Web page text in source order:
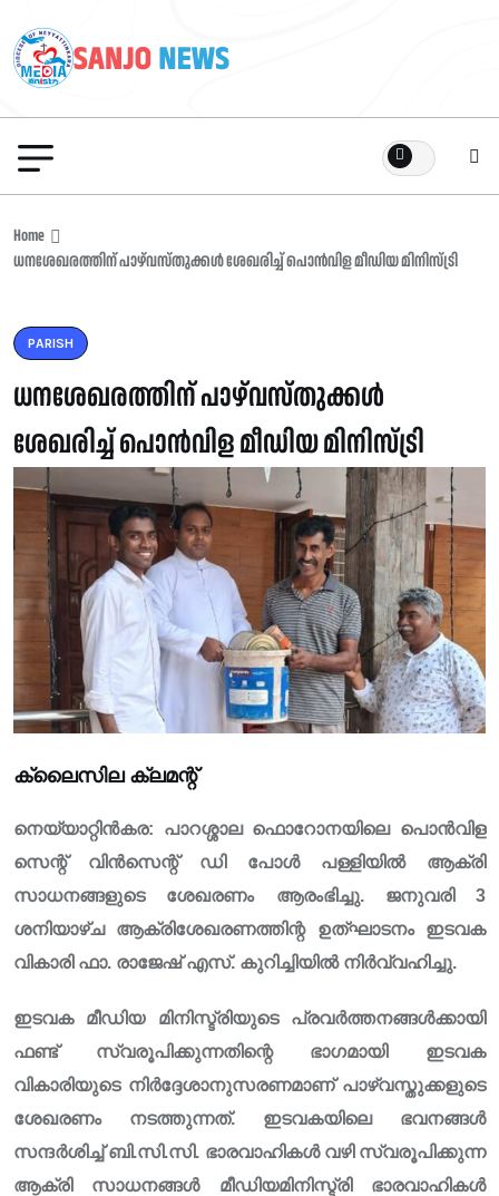
Home
ധനശേഖരത്തിന് പാഴ്‌വസ്തുക്കൾ ശേഖരിച്ച് പൊൻവിള മീഡിയ മിനിസ്ട്രി
PARISH
ധനശേഖരത്തിന് പാഴ്‌വസ്തുക്കൾ
ശേഖരിച്ച് പൊൻവിള മീഡിയ മിനിസ്ട്രി
ക്ലൈസില ക്ലമന്റ്
നെയ്യാറ്റിൻകര: പാറശ്ശാല ഫൊറോനയിലെ പൊൻവിള
സെന്റ് വിൻസെന്റ് ഡി പോൾ പള്ളിയിൽ ആക്രി
സാധനങ്ങളുടെ ശേഖരണം ആരംഭിച്ചു. ജനുവരി 3
ശനിയാഴ്ച ആക്രിശേഖരണത്തിന്റ ഉത്ഘാടനം ഇടവക
വികാരി ഫാ. രാജേഷ് എസ്. കുറിച്ചിയിൽ നിർവ്വഹിച്ചു.
ഇടവക മീഡിയ മിനിസ്ട്രിയുടെ പ്രവർത്തനങ്ങൾക്കായി
ഫണ്ട് സ്വരൂപിക്കുന്നതിന്റെ ഭാഗമായി ഇടവക
വികാരിയുടെ നിർദ്ദേശാനുസരണമാണ് പാഴ്‌വസ്തുക്കളുടെ
ശേഖരണം നടത്തുന്നത്. ഇടവകയിലെ ഭവനങ്ങൾ
സന്ദർശിച്ച് ബി.സി.സി. ഭാരവാഹികൾ വഴി സ്വരൂപിക്കുന്ന
ആക്രി സാധനങ്ങൾ മീഡിയമിനിസ്ട്രി ഭാരവാഹികൾ